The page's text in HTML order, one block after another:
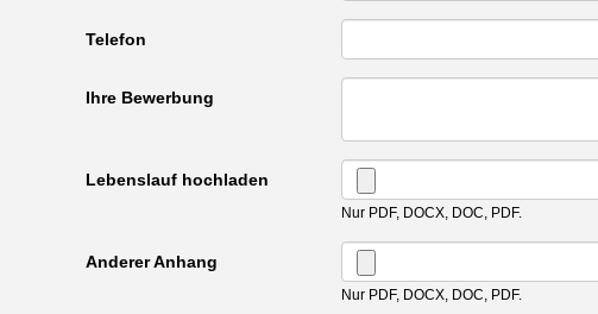
Telefon
Ihre Bewerbung
Lebenslauf hochladen
Nur PDF, DOCX, DOC, PDF.
Anderer Anhang
Nur PDF, DOCX, DOC, PDF.